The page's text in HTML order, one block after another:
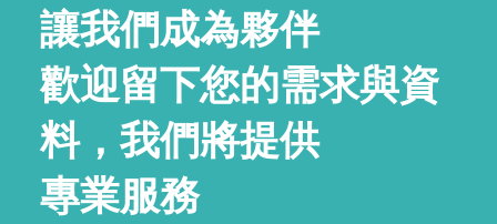
讓我們成為夥伴
歡迎留下您的需求與資
料，我們將提供
專業服務